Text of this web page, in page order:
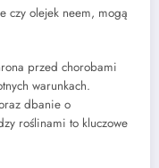
czy olejek neem, mogą
przed chorobami
warunkach.
dbanie o
roślinami to kluczowe